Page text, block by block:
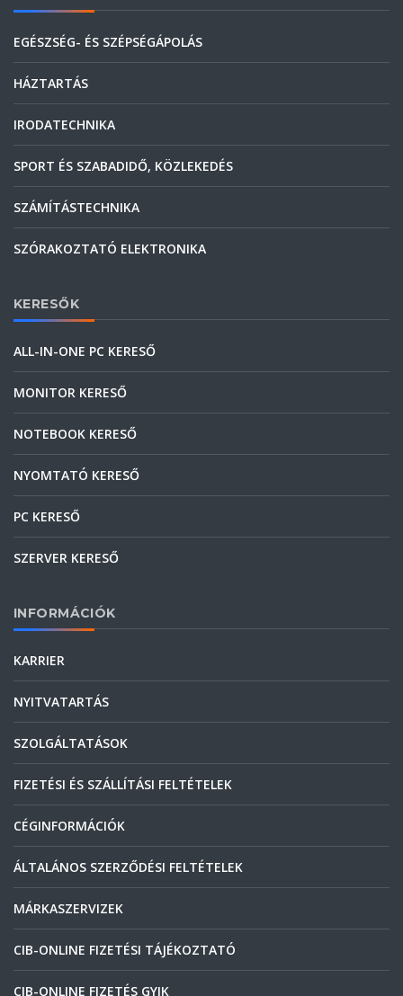
EGÉSZSÉG- ÉS SZÉPSÉGÁPOLÁS
HÁZTARTÁS
IRODATECHNIKA
SPORT ÉS SZABADIDŐ, KÖZLEKEDÉS
SZÁMÍTÁSTECHNIKA
SZÓRAKOZTATÓ ELEKTRONIKA
KERESŐK
ALL-IN-ONE PC KERESŐ
MONITOR KERESŐ
NOTEBOOK KERESŐ
NYOMTATÓ KERESŐ
PC KERESŐ
SZERVER KERESŐ
INFORMÁCIÓK
KARRIER
NYITVATARTÁS
SZOLGÁLTATÁSOK
FIZETÉSI ÉS SZÁLLÍTÁSI FELTÉTELEK
CÉGINFORMÁCIÓK
ÁLTALÁNOS SZERZŐDÉSI FELTÉTELEK
MÁRKASZERVIZEK
CIB-ONLINE FIZETÉSI TÁJÉKOZTATÓ
CIB-ONLINE FIZETÉS GYIK